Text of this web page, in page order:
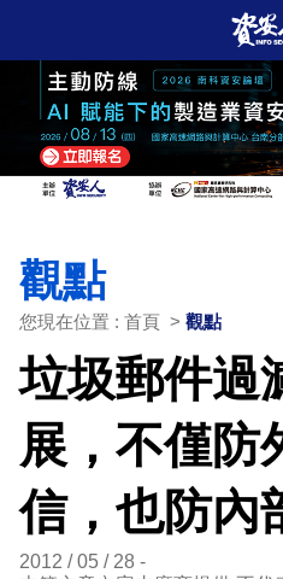
觀點
您現在位置 : 首頁 > 觀點
垃圾郵件過
展，不僅防
信，也防內
2012 / 05 / 28